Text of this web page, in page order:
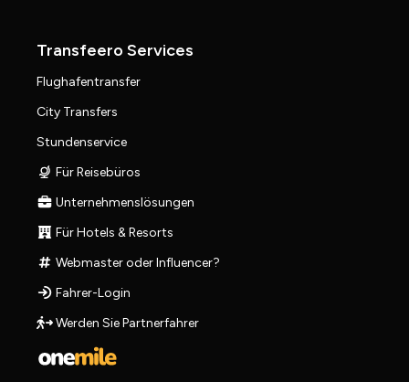
Transfeero Services
Flughafentransfer
City Transfers
Stundenservice
Für Reisebüros
Unternehmenslösungen
Für Hotels & Resorts
Webmaster oder Influencer?
Fahrer-Login
Werden Sie Partnerfahrer